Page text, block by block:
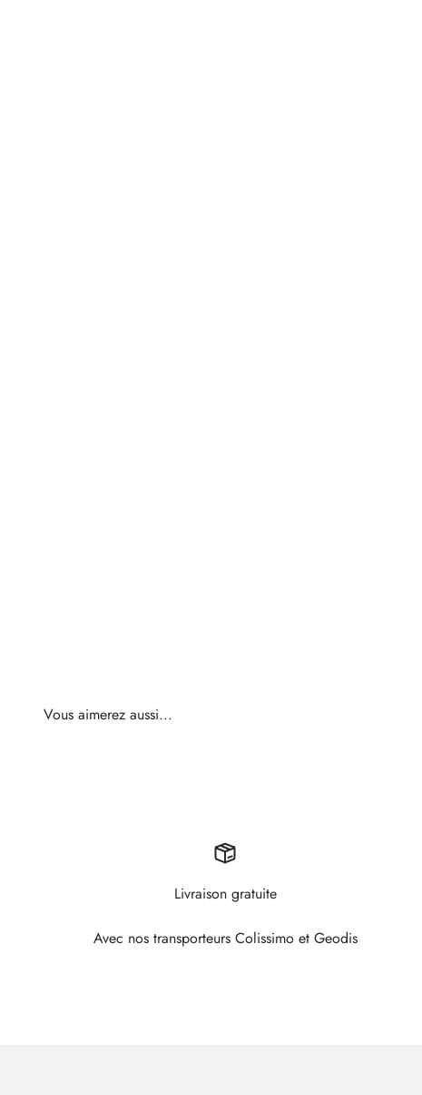
Livraison gratuite
Avec nos transporteurs Colissimo et Geodis